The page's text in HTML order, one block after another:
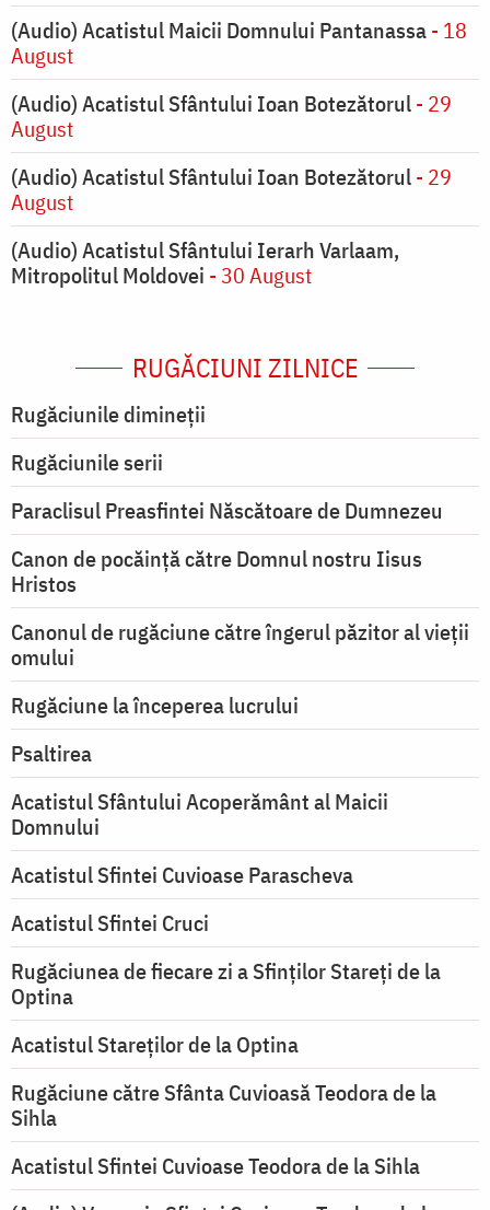
(Audio) Acatistul Maicii Domnului Pantanassa- 18
August
(Audio) Acatistul Sfântului Ioan Botezătorul- 29
August
(Audio) Acatistul Sfântului Ioan Botezătorul- 29
August
(Audio) Acatistul Sfântului Ierarh Varlaam,
Mitropolitul Moldovei - 30 August
RUGĂCIUNI ZILNICE
Rugăciunile dimineții
Rugăciunile serii
Paraclisul Preasfintei Născătoare de Dumnezeu
Canon de pocăință către Domnul nostru Iisus
Hristos
Canonul de rugăciune către îngerul păzitor al vieții
omului
Rugăciune la începerea lucrului
Psaltirea
Acatistul Sfântului Acoperământ al Maicii
Domnului
Acatistul Sfintei Cuvioase Parascheva
Acatistul Sfintei Cruci
Rugăciunea de fiecare zi a Sfinților Stareți de la
Optina
Acatistul Stareţilor de la Optina
Rugăciune către Sfânta Cuvioasă Teodora de la
Sihla
Acatistul Sfintei Cuvioase Teodora de la Sihla